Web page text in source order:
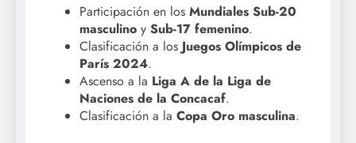
Participación en los Mundiales Sub-20
masculino y Sub-17 femenino.
Clasificación a los Juegos Olímpicos de
París 2024.
Ascenso a la Liga A de la Liga de
Naciones de la Concacaf.
Clasificación a la Copa Oro masculina.